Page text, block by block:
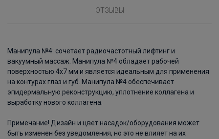
ОТЗЫВЫ
Манипула №4: сочетает радиочастотный лифтинг и
вакуумный массаж. Манипула №4 обладает рабочей
поверхностью 4х7 мм и является идеальным для применения
на контурах глаз и губ. Манипула №4 обеспечивает
эпидермальную реконструкцию, уплотнение коллагена и
выработку нового коллагена.
Примечание! Дизайн и цвет насадок/оборудования может
быть изменен без уведомления, но это не влияет на их